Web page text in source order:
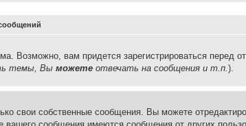
вам придется зарегистрироваться перед
темы, Вы можете отвечать на сообщения и т.п.).
свои собственные сообщения. Вы можете